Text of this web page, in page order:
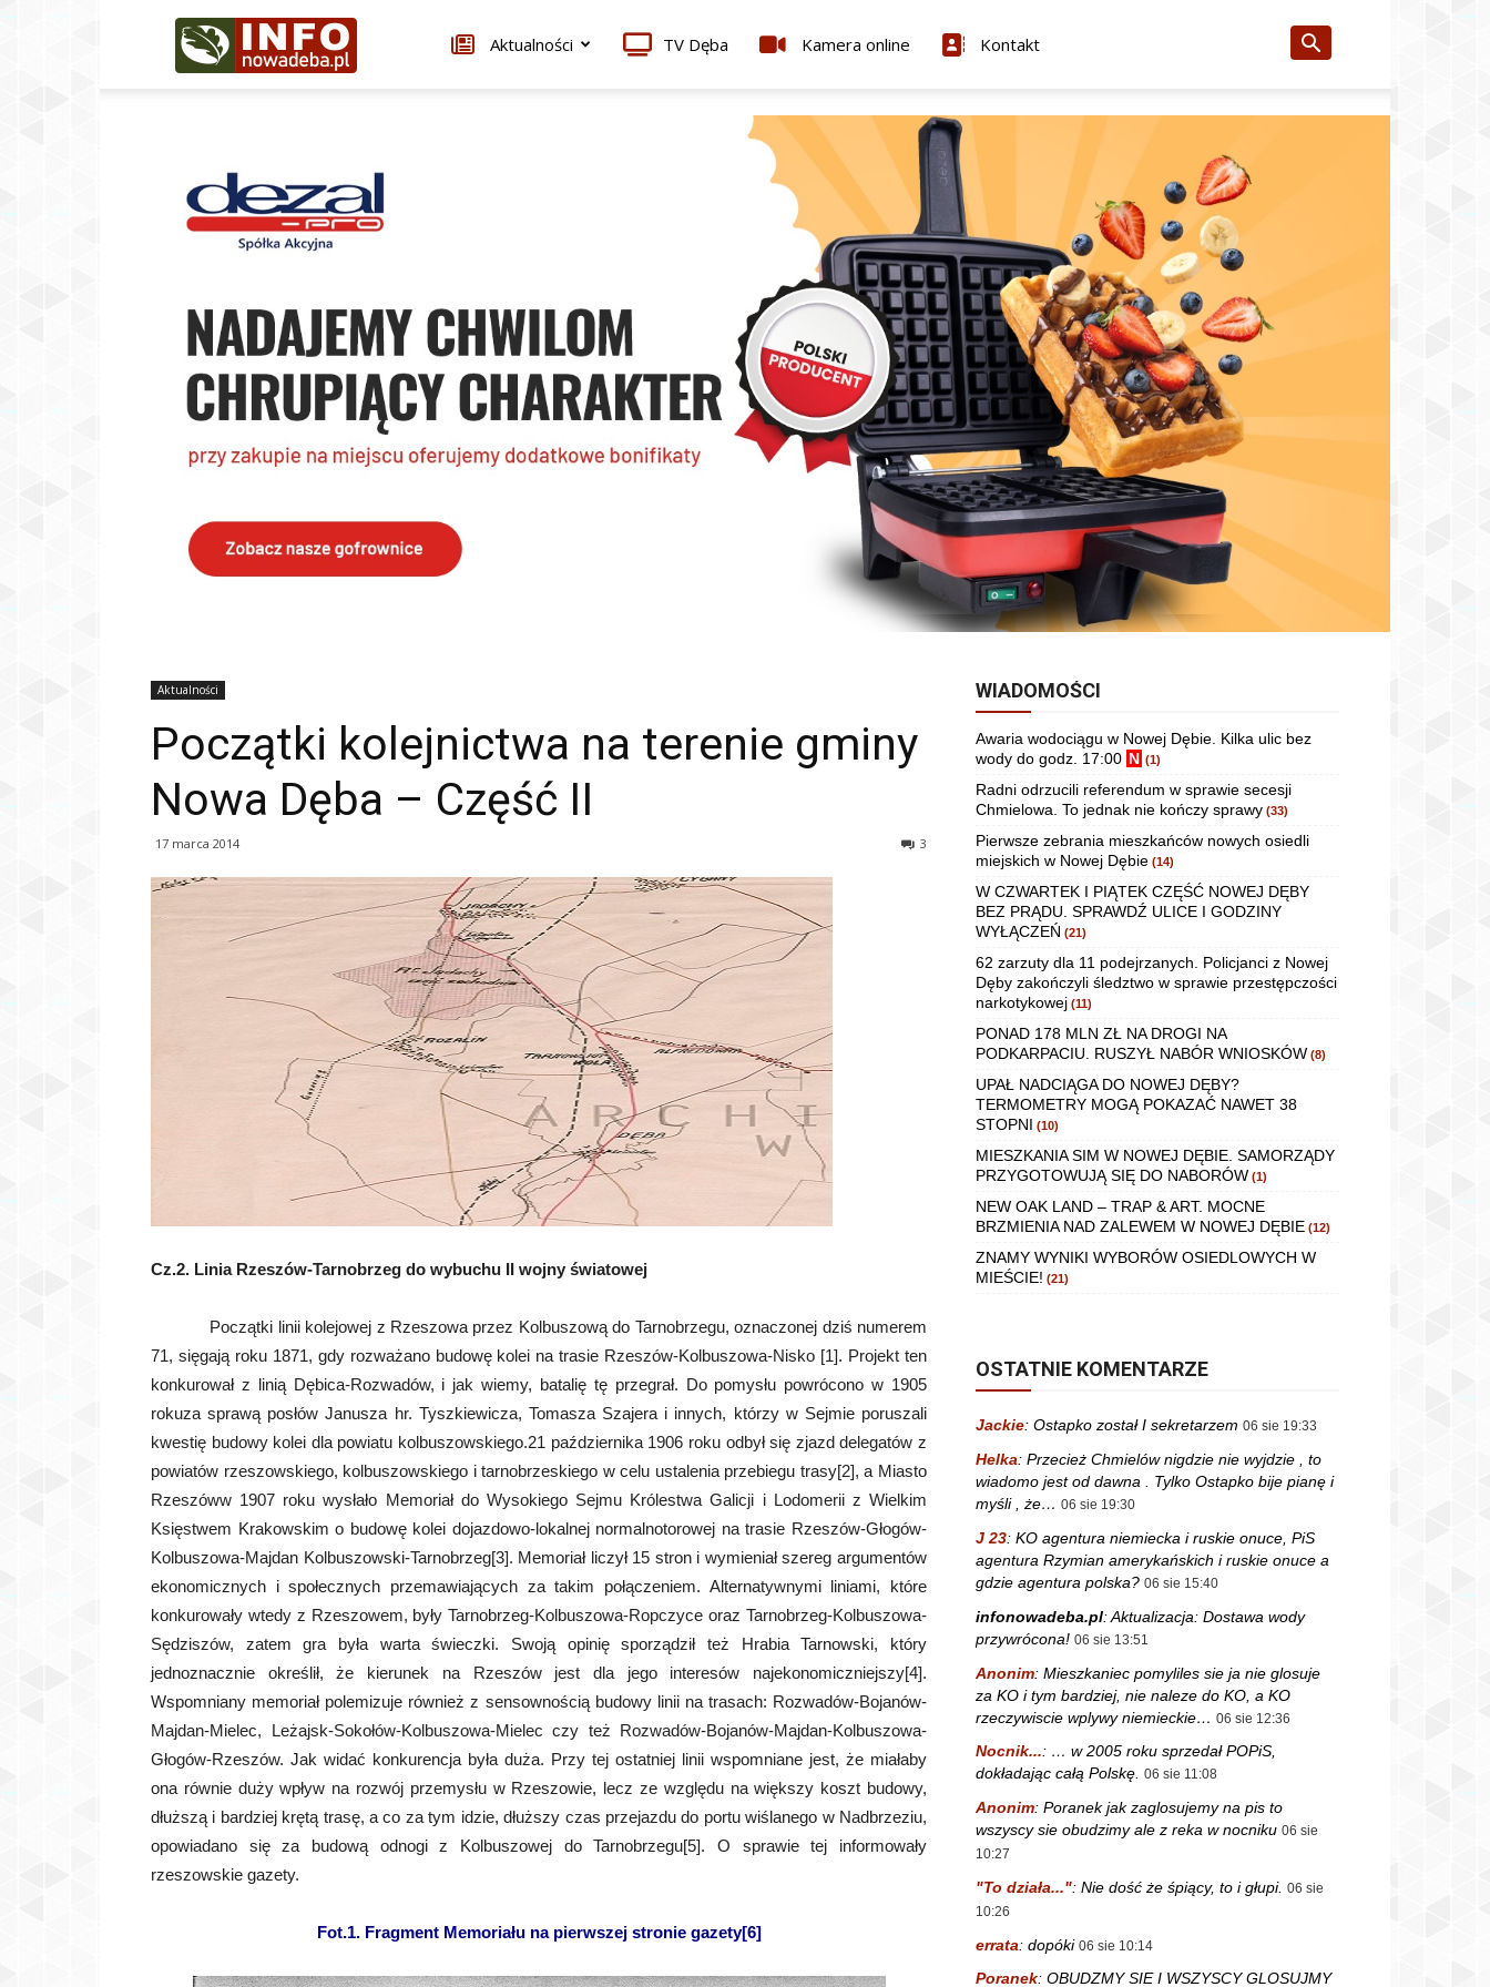
Infonowadeba.pl Aktualności TV Dęba Kamera online Kontakt
Aktualności
Początki kolejnictwa na terenie gminy
Nowa Dęba – Część II
17 marca 2014 3
Cz.2. Linia Rzeszów-Tarnobrzeg do wybuchu II wojny światowej
Początki linii kolejowej z Rzeszowa przez Kolbuszową do Tarnobrzegu, oznaczonej dziś numerem
71, sięgają roku 1871, gdy rozważano budowę kolei na trasie Rzeszów-Kolbuszowa-Nisko [1]. Projekt ten
konkurował z linią Dębica-Rozwadów, i jak wiemy, batalię tę przegrał. Do pomysłu powrócono w 1905
rokuza sprawą posłów Janusza hr. Tyszkiewicza, Tomasza Szajera i innych, którzy w Sejmie poruszali
kwestię budowy kolei dla powiatu kolbuszowskiego.21 października 1906 roku odbył się zjazd delegatów z
powiatów rzeszowskiego, kolbuszowskiego i tarnobrzeskiego w celu ustalenia przebiegu trasy[2], a Miasto
Rzeszóww 1907 roku wysłało Memoriał do Wysokiego Sejmu Królestwa Galicji i Lodomerii z Wielkim
Księstwem Krakowskim o budowę kolei dojazdowo-lokalnej normalnotorowej na trasie Rzeszów-Głogów-
Kolbuszowa-Majdan Kolbuszowski-Tarnobrzeg[3]. Memoriał liczył 15 stron i wymieniał szereg argumentów
ekonomicznych i społecznych przemawiających za takim połączeniem. Alternatywnymi liniami, które
konkurowały wtedy z Rzeszowem, były Tarnobrzeg-Kolbuszowa-Ropczyce oraz Tarnobrzeg-Kolbuszowa-
Sędziszów, zatem gra była warta świeczki. Swoją opinię sporządził też Hrabia Tarnowski, który
jednoznacznie określił, że kierunek na Rzeszów jest dla jego interesów najekonomiczniejszy[4].
Wspomniany memoriał polemizuje również z sensownością budowy linii na trasach: Rozwadów-Bojanów-
Majdan-Mielec, Leżajsk-Sokołów-Kolbuszowa-Mielec czy też Rozwadów-Bojanów-Majdan-Kolbuszowa-
Głogów-Rzeszów. Jak widać konkurencja była duża. Przy tej ostatniej linii wspomniane jest, że miałaby
ona równie duży wpływ na rozwój przemysłu w Rzeszowie, lecz ze względu na większy koszt budowy,
dłuższą i bardziej krętą trasę, a co za tym idzie, dłuższy czas przejazdu do portu wiślanego w Nadbrzeziu,
opowiadano się za budową odnogi z Kolbuszowej do Tarnobrzegu[5]. O sprawie tej informowały
rzeszowskie gazety.
Fot.1. Fragment Memoriału na pierwszej stronie gazety[6]
WIADOMOŚCI
Awaria wodociągu w Nowej Dębie. Kilka ulic bez
wody do godz. 17:00 N (1)
Radni odrzucili referendum w sprawie secesji
Chmielowa. To jednak nie kończy sprawy (33)
Pierwsze zebrania mieszkańców nowych osiedli
miejskich w Nowej Dębie (14)
W CZWARTEK I PIĄTEK CZĘŚĆ NOWEJ DĘBY
BEZ PRĄDU. SPRAWDŹ ULICE I GODZINY
WYŁĄCZEŃ (21)
62 zarzuty dla 11 podejrzanych. Policjanci z Nowej
Dęby zakończyli śledztwo w sprawie przestępczości
narkotykowej (11)
PONAD 178 MLN ZŁ NA DROGI NA
PODKARPACIU. RUSZYŁ NABÓR WNIOSKÓW (8)
UPAŁ NADCIĄGA DO NOWEJ DĘBY?
TERMOMETRY MOGĄ POKAZAĆ NAWET 38
STOPNI (10)
MIESZKANIA SIM W NOWEJ DĘBIE. SAMORZĄDY
PRZYGOTOWUJĄ SIĘ DO NABORÓW (1)
NEW OAK LAND – TRAP & ART. MOCNE
BRZMIENIA NAD ZALEWEM W NOWEJ DĘBIE (12)
ZNAMY WYNIKI WYBORÓW OSIEDLOWYCH W
MIEŚCIE! (21)
OSTATNIE KOMENTARZE
Jackie: Ostapko został I sekretarzem 06 sie 19:33
Helka: Przecież Chmielów nigdzie nie wyjdzie , to
wiadomo jest od dawna . Tylko Ostapko bije pianę i
myśli , że… 06 sie 19:30
J 23: KO agentura niemiecka i ruskie onuce, PiS
agentura Rzymian amerykańskich i ruskie onuce a
gdzie agentura polska? 06 sie 15:40
infonowadeba.pl:Aktualizacja: Dostawa wody
przywrócona! 06 sie 13:51
Anonim: Mieszkaniec pomyliles sie ja nie glosuje
za KO i tym bardziej, nie naleze do KO, a KO
rzeczywiscie wplywy niemieckie… 06 sie 12:36
Nocnik...: … w 2005 roku sprzedał POPiS,
dokładając całą Polskę. 06 sie 11:08
Anonim: Poranek jak zaglosujemy na pis to
wszyscy sie obudzimy ale z reka w nocniku 06 sie
10:27
"To działa...": Nie dość że śpiący, to i głupi. 06 sie
10:26
errata: dopóki 06 sie 10:14
Poranek: OBUDZMY SIE I WSZYSCY GLOSUJMY